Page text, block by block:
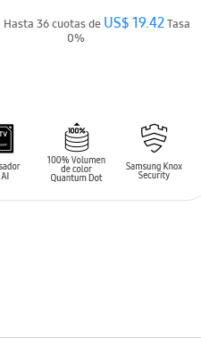
Hasta 36 cuotas deUS$ 19.42Tasa
0%